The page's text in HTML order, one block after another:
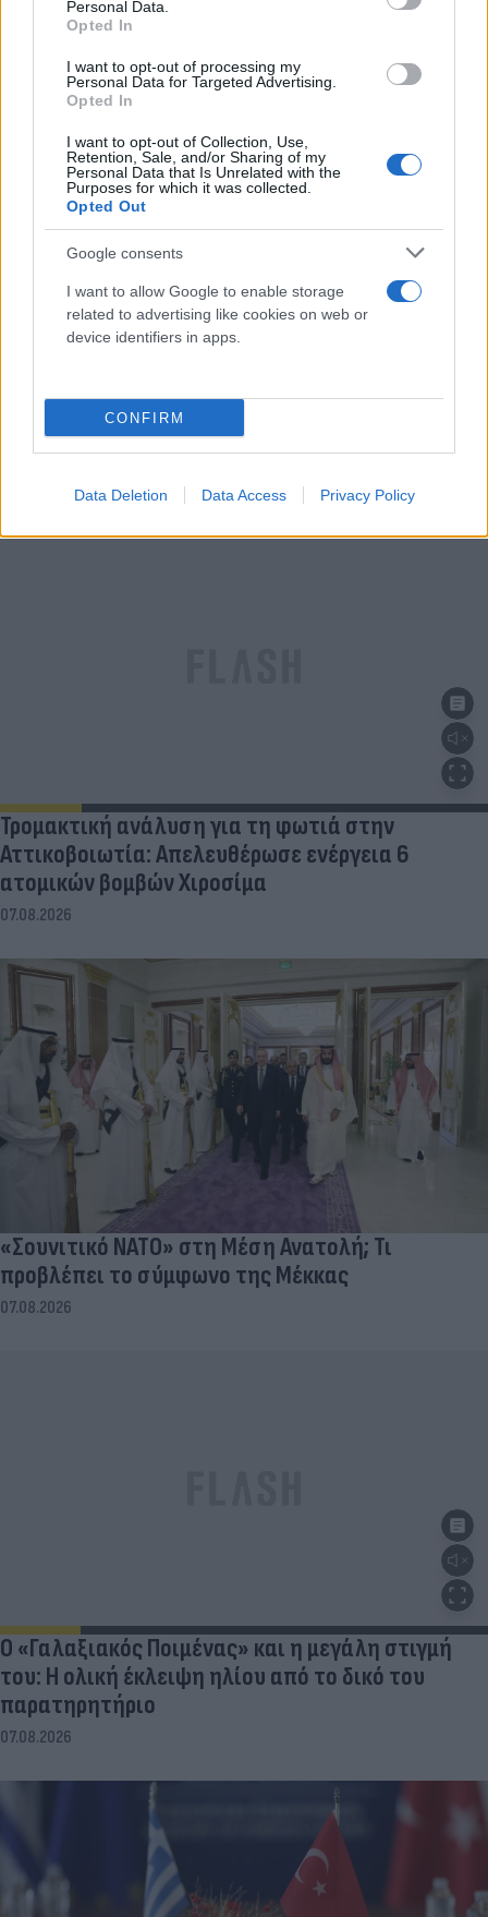
Personal Data.
Opted In
I want to opt-out of processing my
Personal Data for Targeted Advertising.
Opted In
I want to opt-out of Collection, Use,
Retention, Sale, and/or Sharing of my
Personal Data that Is Unrelated with the
Purposes for which it was collected.
Opted Out
Google consents
I want to allow Google to enable storage
related to advertising like cookies on web or
device identifiers in apps.
CONFIRM
Data Deletion Data Access Privacy Policy
Πραγματογνώμονας για το τροχαίο στις
Σέρρες: «Κάτι απέσπασε την προσοχή του
οδηγού»
07.08.2026
Τρομακτική ανάλυση για τη φωτιά στην
Αττικοβοιωτία: Απελευθέρωσε ενέργεια 6
ατομικών βομβών Χιροσίμα
07.08.2026
«Σουνιτικό ΝΑΤΟ» στη Μέση Ανατολή; Τι
προβλέπει το σύμφωνο της Μέκκας
07.08.2026
Ο «Γαλαξιακός Ποιμένας» και η μεγάλη στιγμή
του: Η ολική έκλειψη ηλίου από το δικό του
παρατηρητήριο
07.08.2026